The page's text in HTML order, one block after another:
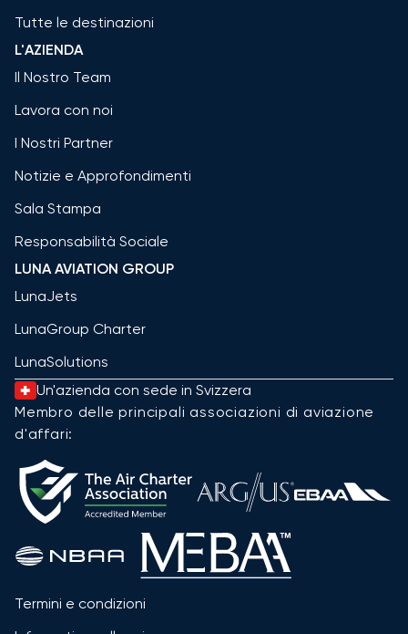
Tutte le destinazioni
L'AZIENDA
Il Nostro Team
Lavora con noi
I Nostri Partner
Notizie e Approfondimenti
Sala Stampa
Responsabilità Sociale
LUNA AVIATION GROUP
LunaJets
LunaGroup Charter
LunaSolutions
Un'azienda con sede in Svizzera
Membro delle principali associazioni di aviazione
d'affari:
Termini e condizioni